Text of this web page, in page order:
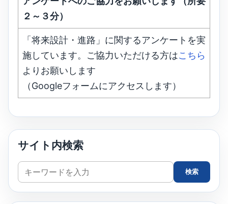
２～３分）
「将来設計・進路」に関するアンケートを実
施しています。ご協力いただける方はこちら
よりお願いします
（Googleフォームにアクセスします）
サイト内検索
サ
イ
ト
検索